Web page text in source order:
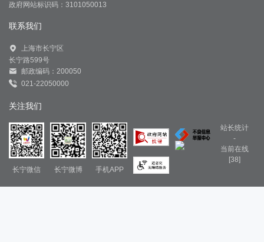
政府网站标识码：3101050013
联系我们
上海市长宁区
长宁路599号
邮政编码：200050
021-22050000
关注我们
长宁微信 长宁微博 手机APP
站长统计
-
当前在线
[38]